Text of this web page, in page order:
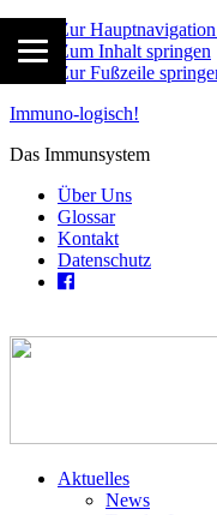
Zur
Zum Inhalt springen
Zur Fußzeile
Immuno-logisch!
Das Immunsystem
Über Uns
Glossar
Kontakt
Datenschutz
Aktuelles
News